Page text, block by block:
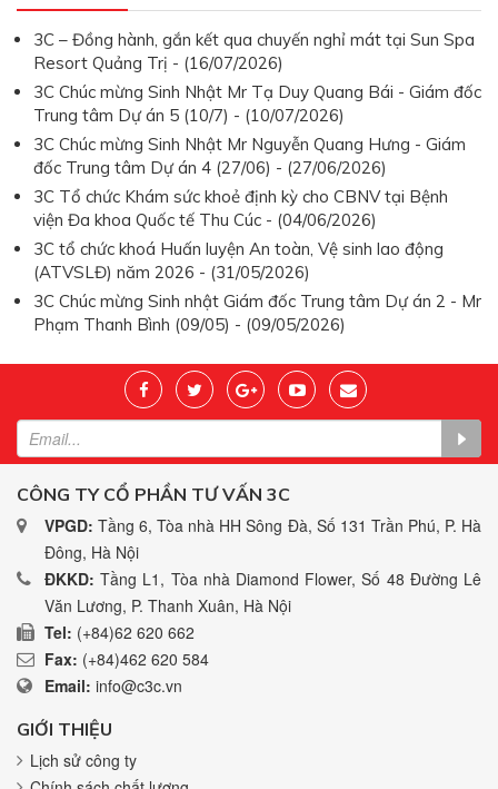
3C – Đồng hành, gắn kết qua chuyến nghỉ mát tại Sun Spa
Resort Quảng Trị - (16/07/2026)
3C Chúc mừng Sinh Nhật Mr Tạ Duy Quang Bái - Giám đốc
Trung tâm Dự án 5 (10/7) - (10/07/2026)
3C Chúc mừng Sinh Nhật Mr Nguyễn Quang Hưng - Giám
đốc Trung tâm Dự án 4 (27/06) - (27/06/2026)
3C Tổ chức Khám sức khoẻ định kỳ cho CBNV tại Bệnh
viện Đa khoa Quốc tế Thu Cúc - (04/06/2026)
3C tổ chức khoá Huấn luyện An toàn, Vệ sinh lao động
(ATVSLĐ) năm 2026 - (31/05/2026)
3C Chúc mừng Sinh nhật Giám đốc Trung tâm Dự án 2 - Mr
Phạm Thanh Bình (09/05) - (09/05/2026)
CÔNG TY CỔ PHẦN TƯ VẤN 3C
VPGD: Tầng 6, Tòa nhà HH Sông Đà, Số 131 Trần Phú, P. Hà
Đông, Hà Nội
ĐKKD: Tầng L1, Tòa nhà Diamond Flower, Số 48 Đường Lê
Văn Lương, P. Thanh Xuân, Hà Nội
Tel: (+84)62 620 662
Fax: (+84)462 620 584
Email: info@c3c.vn
GIỚI THIỆU
Lịch sử công ty